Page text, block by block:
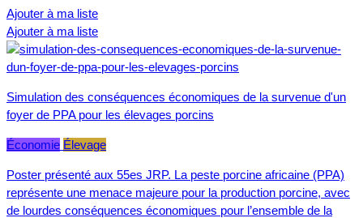
Ajouter à ma liste
Ajouter à ma liste
Simulation des conséquences économiques de la survenue d'un
foyer de PPA pour les élevages porcins
Économie Élevage
Poster présenté aux 55es JRP. La peste porcine africaine (PPA)
représente une menace majeure pour la production porcine, avec
de lourdes conséquences économiques pour l’ensemble de la